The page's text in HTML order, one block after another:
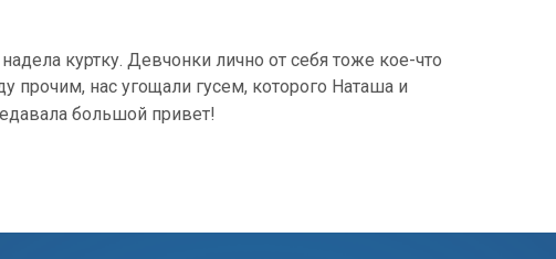
куртку. Девчонки лично от себя тоже кое-что
прочим, нас угощали гусем, которого Наташа и
большой привет!